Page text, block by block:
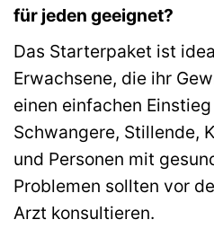
für jeden geeignet?
Das Starterpaket ist
Erwachsene, die ihr
einen einfachen
Schwangere, Stillende,
und Personen mit
Problemen sollten vor
Arzt konsultieren.